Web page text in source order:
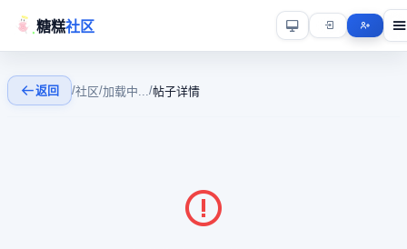
糖糕社区
返回 /社区/加载中.../帖子详情